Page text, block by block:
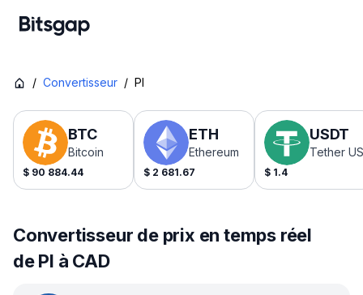
/ Convertisseur / PI
BTC
Bitcoin
$ 90 884.44
ETH
Ethereum
$ 2 681.67
USDT
Tether
$ 1.4
Convertisseur de prix en temps réel
de PI à CAD